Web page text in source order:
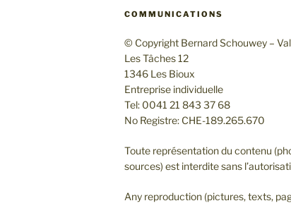
COMMUNICATIONS
© Copyright Bernard Schouwey –
Les Tâches 12
1346 Les Bioux
Entreprise individuelle
Tel: 0041 21 843 37 68
No Registre: CHE-189.265.670
Toute représentation du contenu
sources) est interdite sans
Any reproduction (pictures, texts,